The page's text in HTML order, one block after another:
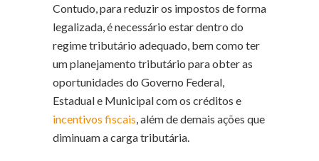
Contudo, para reduzir os impostos de forma
legalizada, é necessário estar dentro do
regime tributário adequado, bem como ter
um planejamento tributário para obter as
oportunidades do Governo Federal,
Estadual e Municipal com os créditos e
incentivos fiscais, além de demais ações que
diminuam a carga tributária.